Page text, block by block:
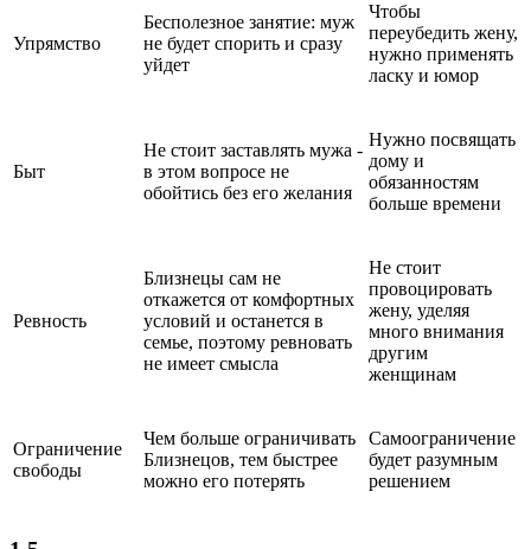
Упрямство
Бесполезное занятие: муж
не будет спорить и сразу
уйдет
Чтобы
переубедить жену,
нужно применять
ласку и юмор
Быт
Не стоит заставлять мужа -
в этом вопросе не
обойтись без его желания
Нужно посвящать
дому и
обязанностям
больше времени
Ревность
Близнецы сам не
откажется от комфортных
условий и останется в
семье, поэтому ревновать
не имеет смысла
Не стоит
провоцировать
жену, уделяя
много внимания
другим
женщинам
Ограничение
свободы
Чем больше ограничивать
Близнецов, тем быстрее
можно его потерять
Самоограничение
будет разумным
решением